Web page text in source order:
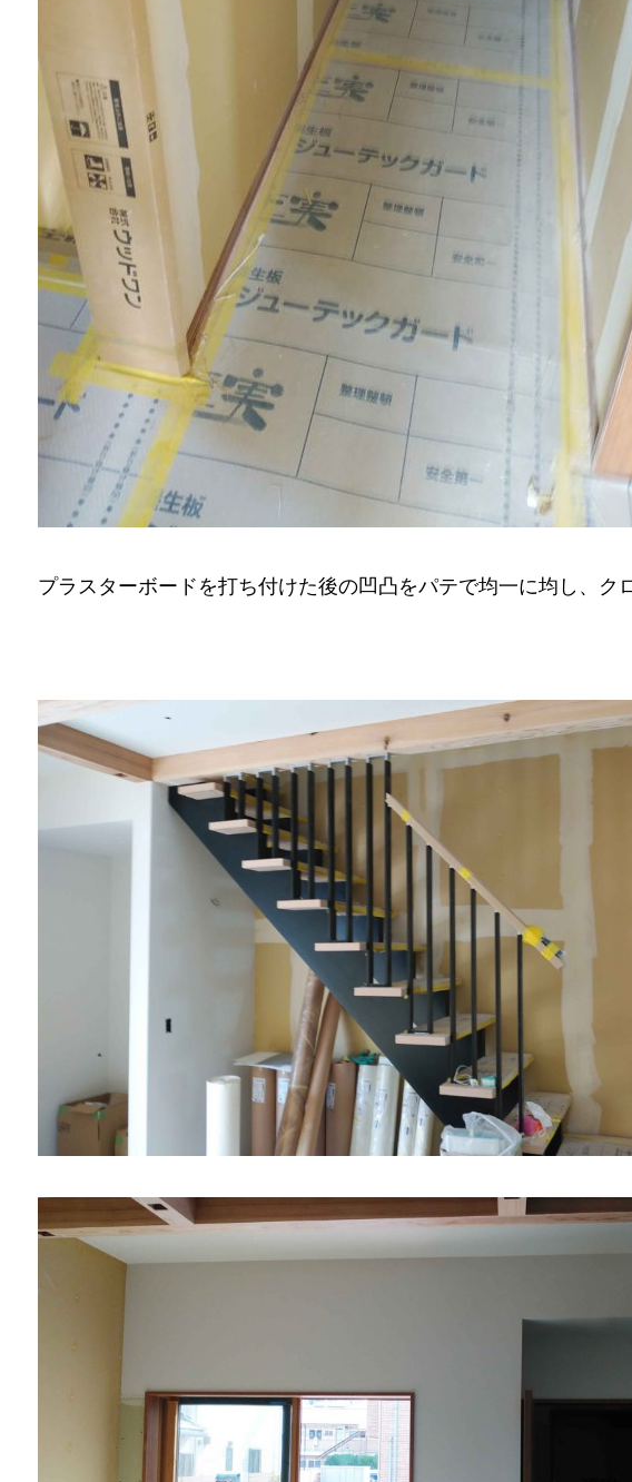
プラスターボードを打ち付けた後の凹凸をパテで均一に均し、ク